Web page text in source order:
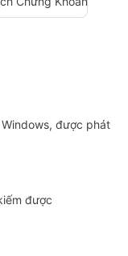
được phát
được